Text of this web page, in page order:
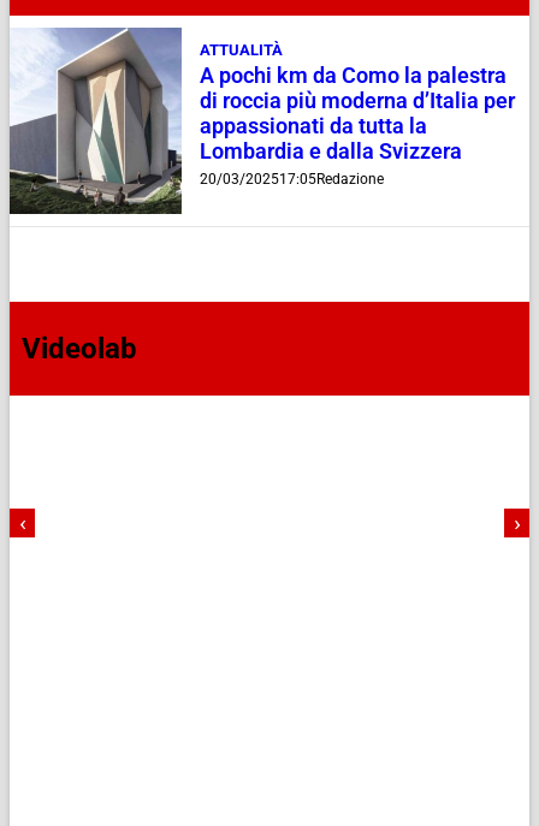
ATTUALITÀ
A pochi km da Como la palestra
di roccia più moderna d’Italia per
appassionati da tutta la
Lombardia e dalla Svizzera
20/03/202517:05Redazione
Videolab
‹ ›